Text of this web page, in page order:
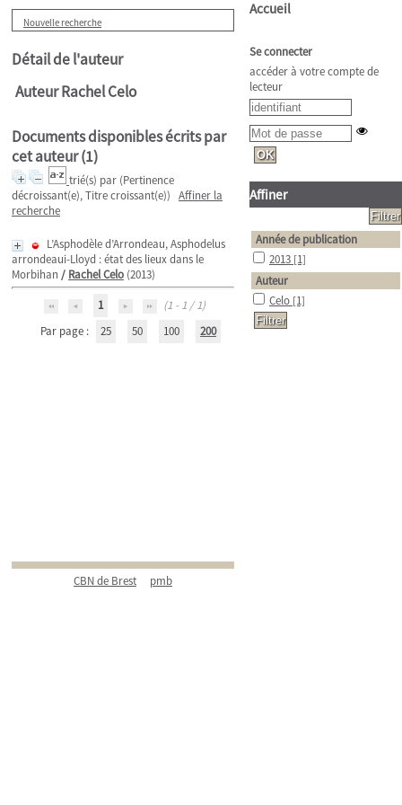
Nouvelle recherche
Détail de l'auteur
Auteur Rachel Celo
Documents disponibles écrits par
cet auteur (1)
trié(s) par (Pertinence
décroissant(e), Titre croissant(e)) Affiner la
recherche
L’Asphodèle d’Arrondeau, Asphodelus
arrondeaui-Lloyd : état des lieux dans le
Morbihan / Rachel Celo (2013)
1
(1 - 1 / 1)
Par page :
25 50 100 200
CBN de Brest pmb
Accueil
Se connecter
accéder à votre compte de
lecteur
Affiner
Année de publication
2013 [1]
Auteur
Celo [1]